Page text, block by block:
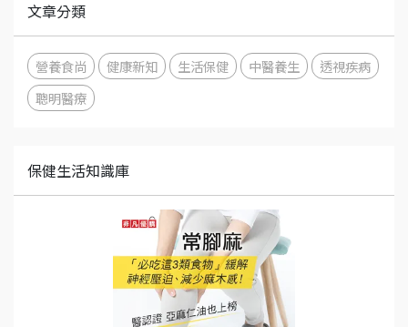
文章分類
營養食尚 健康新知 生活保健 中醫養生
透視疾病
聰明醫療
保健生活知識庫